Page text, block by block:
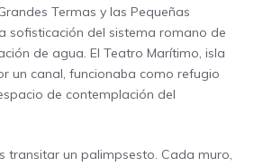
Termas y las Pequeñas
sofisticación del sistema romano de
de agua. El Teatro Marítimo, isla
un canal, funcionaba como refugio
de contemplación del
transitar un palimpsesto. Cada muro,